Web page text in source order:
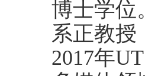
博士学位
系正教授
2017年